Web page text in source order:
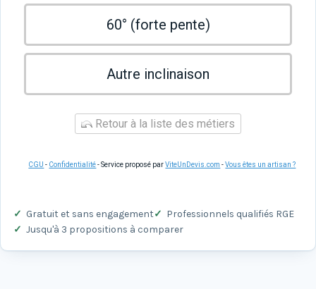
60° (forte pente)
Autre inclinaison
Retour à la liste des métiers
CGU - Confidentialité- Service proposé parViteUnDevis.com -Vous êtes un artisan ?
Gratuit et sans engagement
Professionnels qualifiés RGE
Jusqu'à 3 propositions à comparer